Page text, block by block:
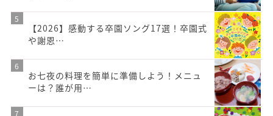
【2026】感動する卒園ソング17選！卒園式
や謝恩…
お七夜の料理を簡単に準備しよう！メニュ
ーは？誰が用…